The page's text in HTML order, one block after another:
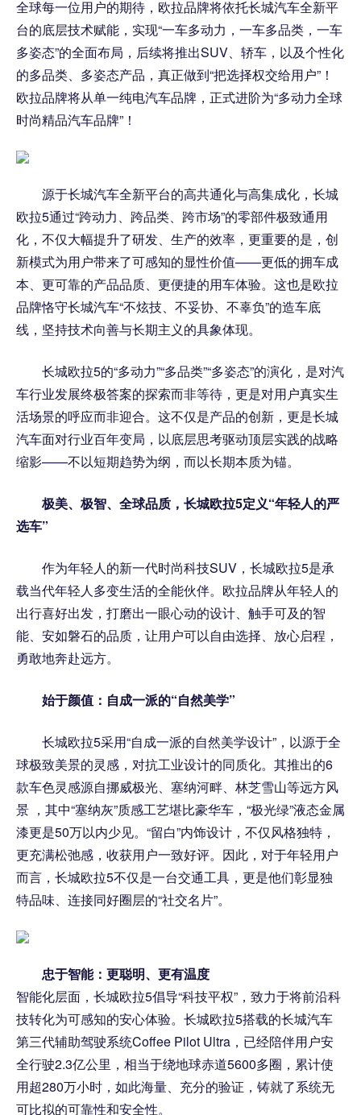
全球每一位用户的期待，欧拉品牌将依托长城汽车全新平
台的底层技术赋能，实现“一车多动力，一车多品类，一车
多姿态”的全面布局，后续将推出SUV、轿车，以及个性化
的多品类、多姿态产品，真正做到“把选择权交给用户”！
欧拉品牌将从单一纯电汽车品牌，正式进阶为“多动力全球
时尚精品汽车品牌”！
源于长城汽车全新平台的高共通化与高集成化，长城
欧拉5通过“跨动力、跨品类、跨市场”的零部件极致通用
化，不仅大幅提升了研发、生产的效率，更重要的是，创
新模式为用户带来了可感知的显性价值——更低的拥车成
本、更可靠的产品品质、更便捷的用车体验。这也是欧拉
品牌恪守长城汽车“不炫技、不妥协、不辜负”的造车底
线，坚持技术向善与长期主义的具象体现。
长城欧拉5的“多动力”“多品类”“多姿态”的演化，是对汽
车行业发展终极答案的探索而非等待，更是对用户真实生
活场景的呼应而非迎合。这不仅是产品的创新，更是长城
汽车面对行业百年变局，以底层思考驱动顶层实践的战略
缩影——不以短期趋势为纲，而以长期本质为锚。
极美、极智、全球品质，长城欧拉5定义“年轻人的严
选车”
作为年轻人的新一代时尚科技SUV，长城欧拉5是承
载当代年轻人多变生活的全能伙伴。欧拉品牌从年轻人的
出行喜好出发，打磨出一眼心动的设计、触手可及的智
能、安如磐石的品质，让用户可以自由选择、放心启程，
勇敢地奔赴远方。
始于颜值：自成一派的“自然美学”
长城欧拉5采用“自成一派的自然美学设计”，以源于全
球极致美景的灵感，对抗工业设计的同质化。其推出的6
款车色灵感源自挪威极光、塞纳河畔、林芝雪山等远方风
景 ，其中“塞纳灰”质感工艺堪比豪华车，“极光绿”液态金属
漆更是50万以内少见。“留白”内饰设计，不仅风格独特，
更充满松弛感，收获用户一致好评。因此，对于年轻用户
而言，长城欧拉5不仅是一台交通工具，更是他们彰显独
特品味、连接同好圈层的“社交名片”。
忠于智能：更聪明、更有温度
智能化层面，长城欧拉5倡导“科技平权”，致力于将前沿科
技转化为可感知的安心体验。长城欧拉5搭载的长城汽车
第三代辅助驾驶系统Coffee Pilot Ultra，已经陪伴用户安
全行驶2.3亿公里，相当于绕地球赤道5600多圈，累计使
用超280万小时，如此海量、充分的验证，铸就了系统无
可比拟的可靠性和安全性。